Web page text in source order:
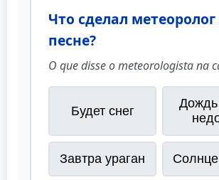
Что сделал метеоролог
песне?
O que disse o meteorologista na
Будет снег
Дождь
Завтра ураган Солнце